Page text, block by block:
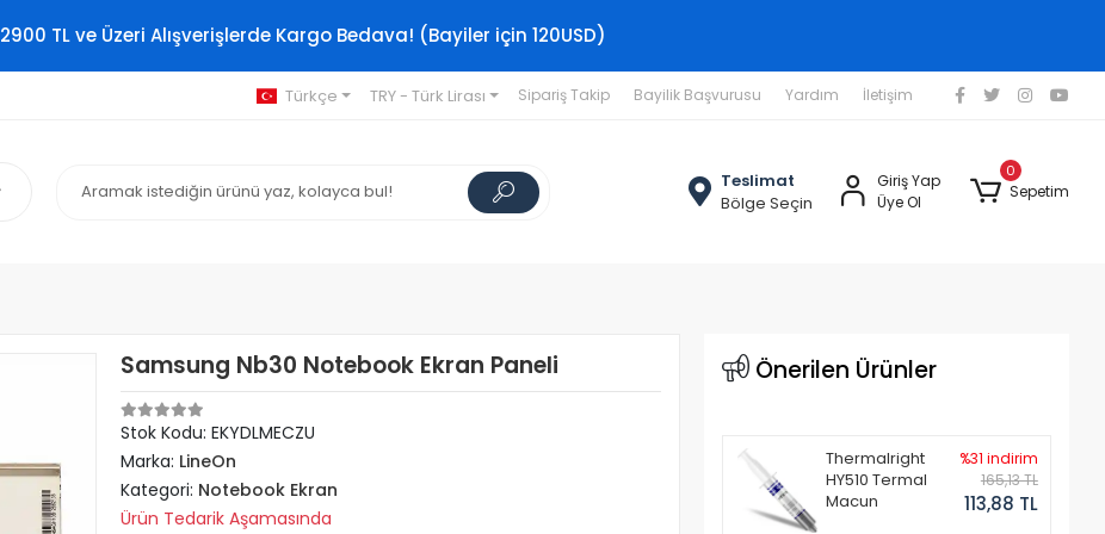
2900 TL ve Üzeri Alışverişlerde Kargo Bedava! (Bayiler için 120USD)
Türkçe TRY - Türk Lirası Sipariş Takip Bayilik Başvurusu Yardım İletişim
Teslimat
Bölge Seçin
Giriş Yap
Üye Ol
0
Sepetim
Samsung Nb30 Notebook Ekran Paneli
Stok Kodu: EKYDLMECZU
Marka: LineOn
Kategori: Notebook Ekran
Ürün Tedarik Aşamasında
Önerilen Ürünler
Thermalright
HY510 Termal
Macun
%31 indirim
165,13 TL
113,88 TL